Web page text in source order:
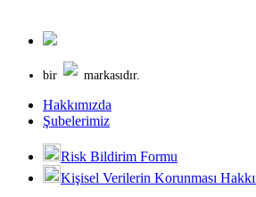
bir markasıdır.
Hakkımızda
Şubelerimiz
Risk Bildirim Formu
Kişisel Verilerin Korunması